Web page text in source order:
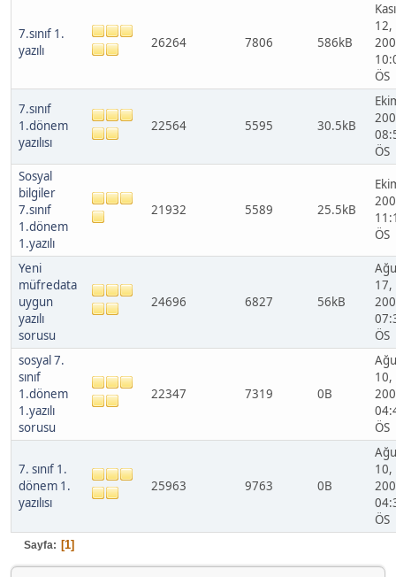
7.sınıf 1.
yazılı
26264 7806 586kB
12,
ÖS
7.sınıf
1.dönem
yazılısı
22564 5595 30.5kB
ÖS
Sosyal
bilgiler
7.sınıf
1.dönem
1.yazılı
21932 5589 25.5kB
ÖS
Yeni
müfredata
uygun
yazılı
sorusu
24696 6827 56kB
17,
ÖS
sosyal 7.
sınıf
1.dönem
1.yazılı
sorusu
22347 7319 0B
10,
ÖS
7. sınıf 1.
dönem 1.
yazılısı
25963 9763 0B
10,
ÖS
Sayfa 1